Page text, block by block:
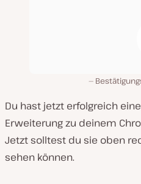
Du hast jetzt erfolgreich
Erweiterung zu deinem
Jetzt solltest du sie oben
sehen können.